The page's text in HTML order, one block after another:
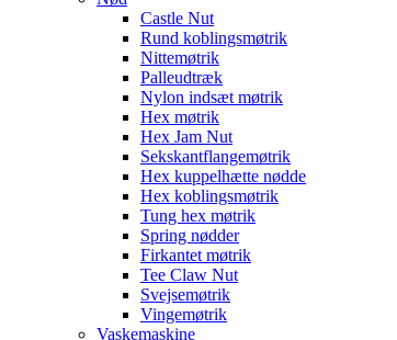
Castle Nut
Rund koblingsmøtrik
Nittemøtrik
Palleudtræk
Nylon indsæt møtrik
Hex møtrik
Hex Jam Nut
Sekskantflangemøtrik
Hex kuppelhætte nødde
Hex koblingsmøtrik
Tung hex møtrik
Spring nødder
Firkantet møtrik
Tee Claw Nut
Svejsemøtrik
Vingemøtrik
Vaskemaskine